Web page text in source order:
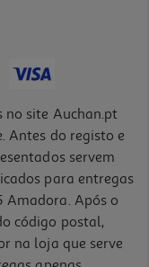
no site Auchan.pt
Antes do registo e
servem
para entregas
Amadora. Após o
código postal,
na loja que serve